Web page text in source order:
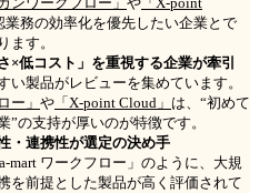
業務の効率化を優先したい企業とで
ます。
×低コスト」を重視する企業が牽引
い製品がレビューを集めています。
ー」 や 「X-point Cloud」 は、“初めて
”の支持が厚いのが特徴です。
・連携性が選定の決め手
mart ワークフロー」のように、大規
を前提とした製品が高く評価されて